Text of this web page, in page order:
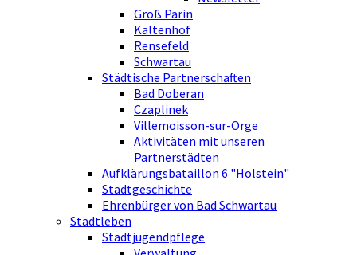
Groß Parin
Kaltenhof
Rensefeld
Schwartau
Städtische Partnerschaften
Bad Doberan
Czaplinek
Villemoisson-sur-Orge
Aktivitäten mit unseren
Partnerstädten
Aufklärungsbataillon 6 "Holstein"
Stadtgeschichte
Ehrenbürger von Bad Schwartau
Stadtleben
Stadtjugendpflege